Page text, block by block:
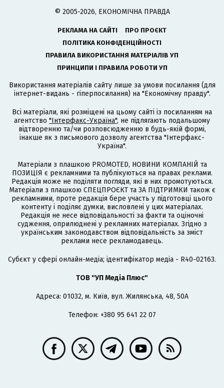
© 2005-2026, ЕКОНОМІЧНА ПРАВДА
РЕКЛАМА НА САЙТІ
ПРО ПРОЄКТ
ПОЛІТИКА КОНФІДЕНЦІЙНОСТІ
ПРАВИЛА ВИКОРИСТАННЯ МАТЕРІАЛІВ УП
ПРИНЦИПИ І ПРАВИЛА РОБОТИ УП
Використання матеріалів сайту лише за умови посилання (для
інтернет-видань - гіперпосилання) на "Економічну правду".
Всі матеріали, які розміщені на цьому сайті із посиланням на
агентство "Інтерфакс-Україна", не підлягають подальшому
відтворенню та/чи розповсюдженню в будь-якій формі,
інакше як з письмового дозволу агентства "Інтерфакс-
Україна".
Матеріали з плашкою PROMOTED, НОВИНИ КОМПАНІЙ та
ПОЗИЦІЯ є рекламними та публікуються на правах реклами.
Редакція може не поділяти погляди, які в них промотуються.
Матеріали з плашкою СПЕЦПРОЄКТ та ЗА ПІДТРИМКИ також є
рекламними, проте редакція бере участь у підготовці цього
контенту і поділяє думки, висловлені у цих матеріалах.
Редакція не несе відповідальності за факти та оціночні
судження, оприлюднені у рекламних матеріалах. Згідно з
українським законодавством відповідальність за зміст
реклами несе рекламодавець.
Cубєкт у сфері онлайн-медіа; ідентифікатор медіа - R40-02163.
ТОВ "УП Медіа Плюс"
Адреса: 01032, м. Київ, вул. Жилянська, 48, 50А
Телефон: +380 95 641 22 07